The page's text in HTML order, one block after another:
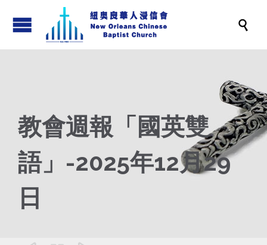

教會週報「國英雙
語」-2025年12月29
日